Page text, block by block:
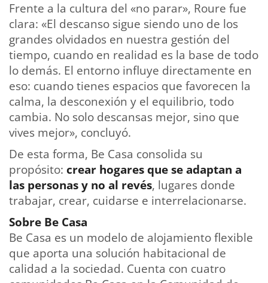
Frente a la cultura del «no parar», Roure fue
clara: «El descanso sigue siendo uno de los
grandes olvidados en nuestra gestión del
tiempo, cuando en realidad es la base de todo
lo demás. El entorno influye directamente en
eso: cuando tienes espacios que favorecen la
calma, la desconexión y el equilibrio, todo
cambia. No solo descansas mejor, sino que
vives mejor», concluyó.
De esta forma, Be Casa consolida su
propósito: crear hogares que se adaptan a
las personas y no al revés, lugares donde
trabajar, crear, cuidarse e interrelacionarse.
Sobre Be Casa
Be Casa es un modelo de alojamiento flexible
que aporta una solución habitacional de
calidad a la sociedad. Cuenta con cuatro